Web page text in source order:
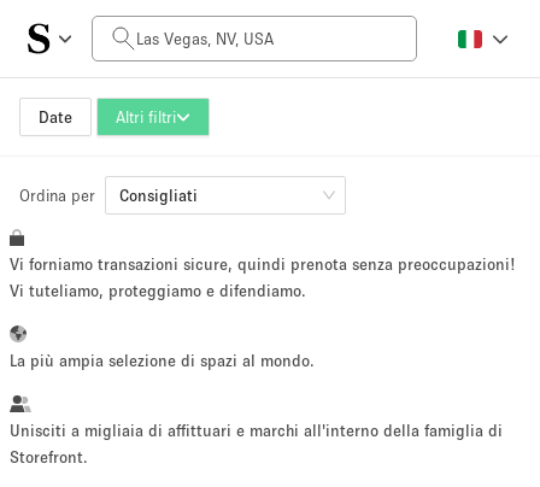
Date Altri filtri
Prezzo al giorno
$0
Dimensioni dello spazio
5000+ sq ft
~ 13 persone
Ordina per Consigliati
Vi forniamo transazioni sicure, quindi prenota senza preoccupazioni!
Vi tuteliamo, proteggiamo e difendiamo.
La più ampia selezione di spazi al mondo.
Unisciti a migliaia di affittuari e marchi all'interno della famiglia di
Storefront.